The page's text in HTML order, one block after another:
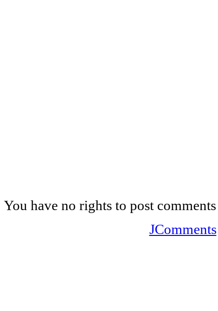
You have no rights to post comments
JComments